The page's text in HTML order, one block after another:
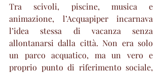
Tra scivoli, piscine, musica e
animazione, l’Acquapiper incarnava
l’idea stessa di vacanza senza
allontanarsi dalla città. Non era solo
un parco acquatico, ma un vero e
proprio punto di riferimento sociale,